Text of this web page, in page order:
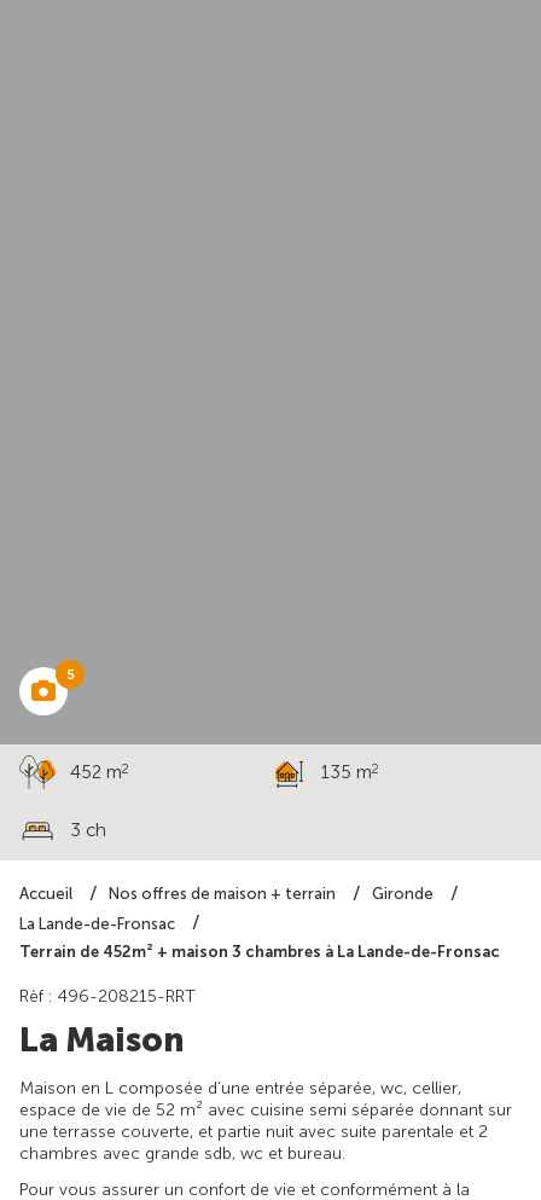
Accueil Nos offres de maison + terrain
Gironde
La Lande-de-Fronsac
Terrain de 452m² + maison 3 chambres à La Lande-de-Fronsac
5
452 m2 135 m2
3 ch
Rèf : 496-208215-RRT
La Maison
Maison en L composée d’une entrée séparée, wc, cellier,
espace de vie de 52 m² avec cuisine semi séparée donnant sur
une terrasse couverte, et partie nuit avec suite parentale et 2
chambres avec grande sdb, wc et bureau.
Pour vous assurer un confort de vie et conformément à la